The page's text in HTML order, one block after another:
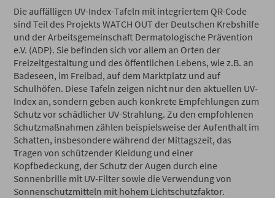
Die auffälligen UV-Index-Tafeln mit integriertem QR-Code
sind Teil des Projekts WATCH OUT der Deutschen Krebshilfe
und der Arbeitsgemeinschaft Dermatologische Prävention
e.V. (ADP). Sie befinden sich vor allem an Orten der
Freizeitgestaltung und des öffentlichen Lebens, wie z.B. an
Badeseen, im Freibad, auf dem Marktplatz und auf
Schulhöfen. Diese Tafeln zeigen nicht nur den aktuellen UV-
Index an, sondern geben auch konkrete Empfehlungen zum
Schutz vor schädlicher UV-Strahlung. Zu den empfohlenen
Schutzmaßnahmen zählen beispielsweise der Aufenthalt im
Schatten, insbesondere während der Mittagszeit, das
Tragen von schützender Kleidung und einer
Kopfbedeckung, der Schutz der Augen durch eine
Sonnenbrille mit UV-Filter sowie die Verwendung von
Sonnenschutzmitteln mit hohem Lichtschutzfaktor.